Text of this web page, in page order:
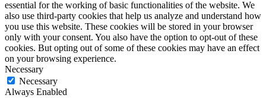
essential for the working of basic functionalities of the website. We
also use third-party cookies that help us analyze and understand how
you use this website. These cookies will be stored in your browser
only with your consent. You also have the option to opt-out of these
cookies. But opting out of some of these cookies may have an effect
on your browsing experience.
Necessary
Necessary
Always Enabled